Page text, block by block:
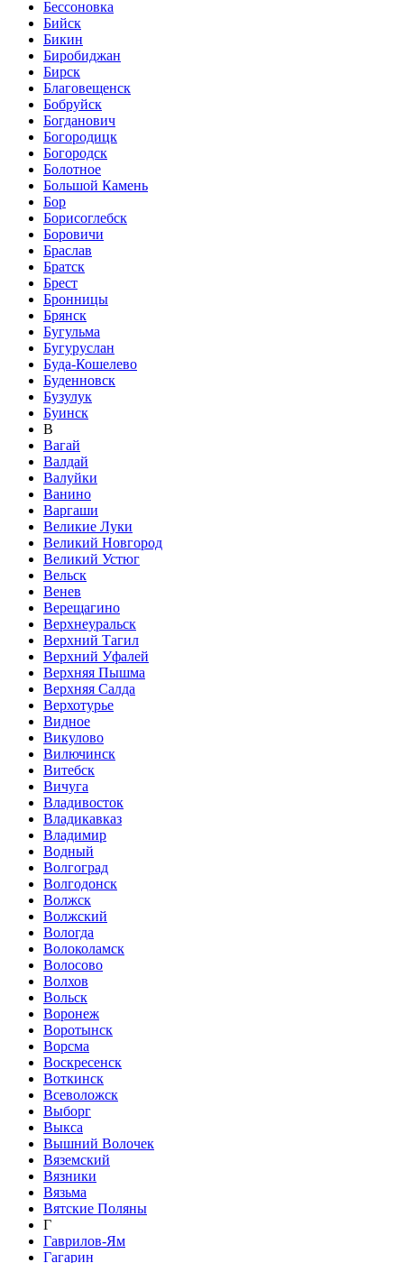
Бессоновка
Бийск
Бикин
Биробиджан
Бирск
Благовещенск
Бобруйск
Богданович
Богородицк
Богородск
Болотное
Большой Камень
Бор
Борисоглебск
Боровичи
Браслав
Братск
Брест
Бронницы
Брянск
Бугульма
Бугуруслан
Буда-Кошелево
Буденновск
Бузулук
Буинск
В
Вагай
Валдай
Валуйки
Ванино
Варгаши
Великие Луки
Великий Новгород
Великий Устюг
Вельск
Венев
Верещагино
Верхнеуральск
Верхний Тагил
Верхний Уфалей
Верхняя Пышма
Верхняя Салда
Верхотурье
Видное
Викулово
Вилючинск
Витебск
Вичуга
Владивосток
Владикавказ
Владимир
Водный
Волгоград
Волгодонск
Волжск
Волжский
Вологда
Волоколамск
Волосово
Волхов
Вольск
Воронеж
Воротынск
Ворсма
Воскресенск
Воткинск
Всеволожск
Выборг
Выкса
Вышний Волочек
Вяземский
Вязники
Вязьма
Вятские Поляны
Г
Гаврилов-Ям
Гагарин